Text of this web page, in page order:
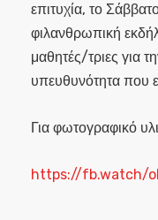
επιτυχία, το
φιλανθρωπική
μαθητές/τριες για
υπευθυνότητα που
Για φωτογραφικό
https://fb.watch/